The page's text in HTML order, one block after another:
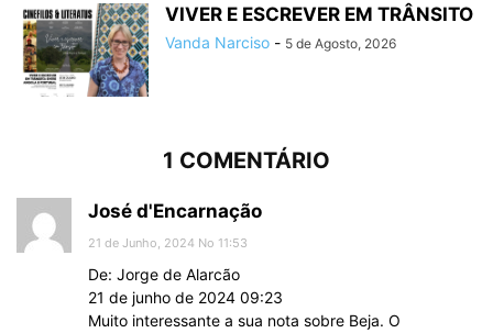
VIVER E ESCREVER EM TRÂNSITO
Vanda Narciso - 5 de Agosto, 2026
1 COMENTÁRIO
José d'Encarnação
21 de Junho, 2024 No 11:53
De: Jorge de Alarcão
21 de junho de 2024 09:23
Muito interessante a sua nota sobre Beja. O